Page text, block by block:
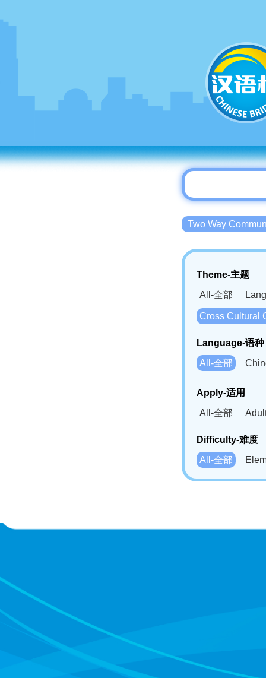
Two Way
Theme-主题
All-全部
Cross Cultural
Language-语种
All-全部
Bahasa
Swahili(SW)-
Apply-适用
All-全部
Difficulty-难度
All-全部